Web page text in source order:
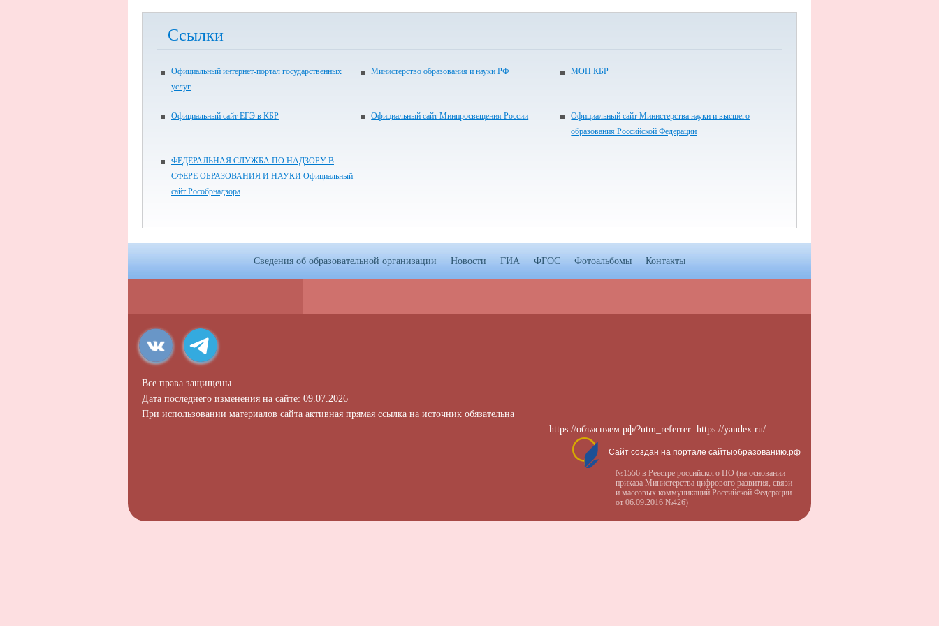
Ссылки
Официальный интернет-портал государственных
услуг
Министерство образования и науки РФ МОН КБР
Официальный сайт ЕГЭ в КБР Официальный сайт Минпросвещения России
Официальный сайт Министерства науки и высшего
образования Российской Федерации
ФЕДЕРАЛЬНАЯ СЛУЖБА ПО НАДЗОРУ В
СФЕРЕ ОБРАЗОВАНИЯ И НАУКИ Официальный
сайт Рособрнадзора
Сведения об образовательной организации Новости ГИА ФГОС Фотоальбомы Контакты
Все права защищены.
Дата последнего изменения на сайте: 09.07.2026
При использовании материалов сайта активная прямая ссылка на источник обязательна
https://объясняем.рф/?utm_referrer=https://yandex.ru/
Сайт создан на портале сайтыобразованию.рф
№1556 в Реестре российского ПО (на основании
приказа Министерства цифрового развития, связи
и массовых коммуникаций Российской Федерации
от 06.09.2016 №426)